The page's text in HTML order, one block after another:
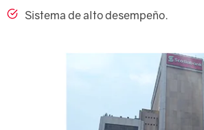
Sistema de alto desempeño.